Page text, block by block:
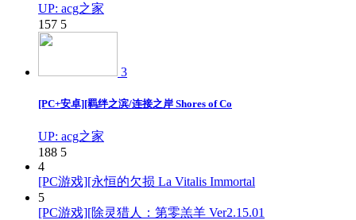
UP: acg之家
157 5
3
[PC+安卓][羁绊之滨/连接之岸 Shores of Co
UP: acg之家
188 5
4
[PC游戏][永恒的欠损 La Vitalis Immortal
5
[PC游戏][除灵猎人：第零羔羊 Ver2.15.01